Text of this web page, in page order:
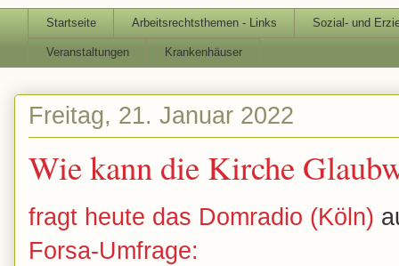
Startseite Arbeitsrechtsthemen - Links Sozial- und
Veranstaltungen Krankenhäuser
Freitag, 21. Januar 2022
Wie kann die Kirche
fragt heute das Domradio (Köln)
Forsa-Umfrage: